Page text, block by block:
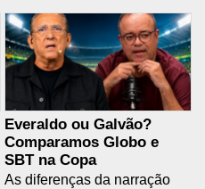
Everaldo ou Galvão?
Comparamos Globo e
SBT na Copa
As diferenças da narração